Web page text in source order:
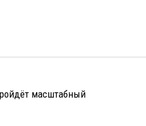
масштабный